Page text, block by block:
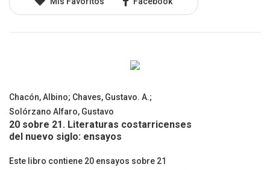
Chacón, Albino; Chaves, Gustavo. A.;
Solórzano Alfaro, Gustavo
20 sobre 21. Literaturas costarricenses
del nuevo siglo: ensayos
Este libro contiene 20 ensayos sobre 21